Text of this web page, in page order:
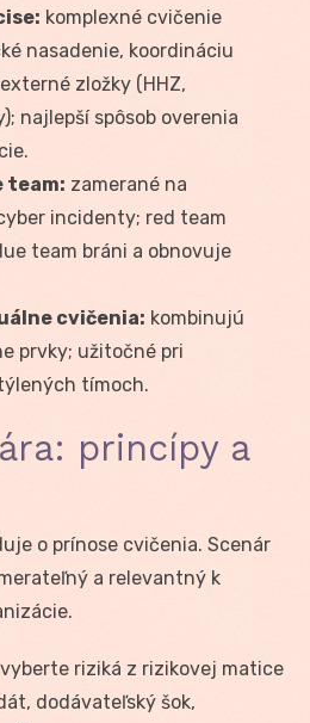
komplexné cvičenie
nasadenie, koordináciu
zložky (HHZ,
najlepší spôsob overenia
team: zamerané na
incidenty; red team
team bráni a obnovuje
cvičenia: kombinujú
prvky; užitočné pri
tímoch.
princípy a
o prínose cvičenia. Scenár
a relevantný k
vyberte riziká z rizikovej matice
dodávateľský šok,